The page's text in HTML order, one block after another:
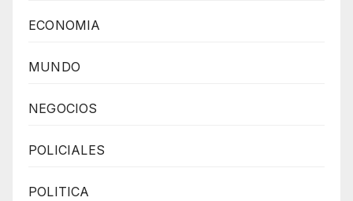
ECONOMIA
MUNDO
NEGOCIOS
POLICIALES
POLITICA